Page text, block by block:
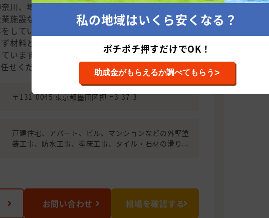
川、埼玉県を中心に住宅、マンション、アパー
施設などの 外壁塗装、防水工事、塗床工事をはじ
しています。 お客様の大切な建物だからこそ、私
材料と工法を厳選し最善を尽くします。 建設業許
いますので安心して工事を任せて頂けると思いま
せくださいませ。
〒131-0045 東京都墨田区押上3-37-3
戸建住宅、アパート、ビル、マンションなどの外壁塗
装工事、防水工事、塗床工事、タイル・石材の滑り...
お問い合わせ 相場を確認する
私の地域はいくら安くなる？
ポチポチ押すだけでOK！
助成金がもらえるか調べてもらう>